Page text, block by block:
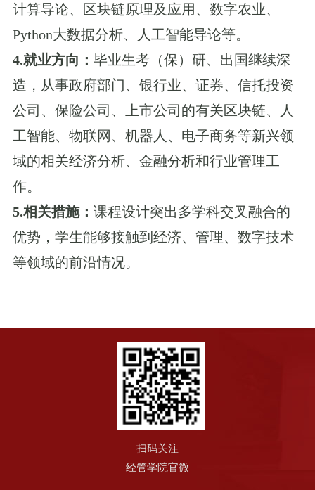
计算导论、区块链原理及应用、数字农业、
Python大数据分析、人工智能导论等。
4.就业方向 ： 毕业生考（保）研、出国继续深
造，从事政府部门、银行业、证券、信托投资
公司、保险公司、上市公司的有关区块链、人
工智能、物联网、机器人、电子商务等新兴领
域的相关经济分析、金融分析和行业管理工
作。
5.相关措施： 课程设计突出多学科交叉融合的
优势，学生能够接触到经济、管理、数字技术
等领域的前沿情况。
扫码关注
经管学院官微